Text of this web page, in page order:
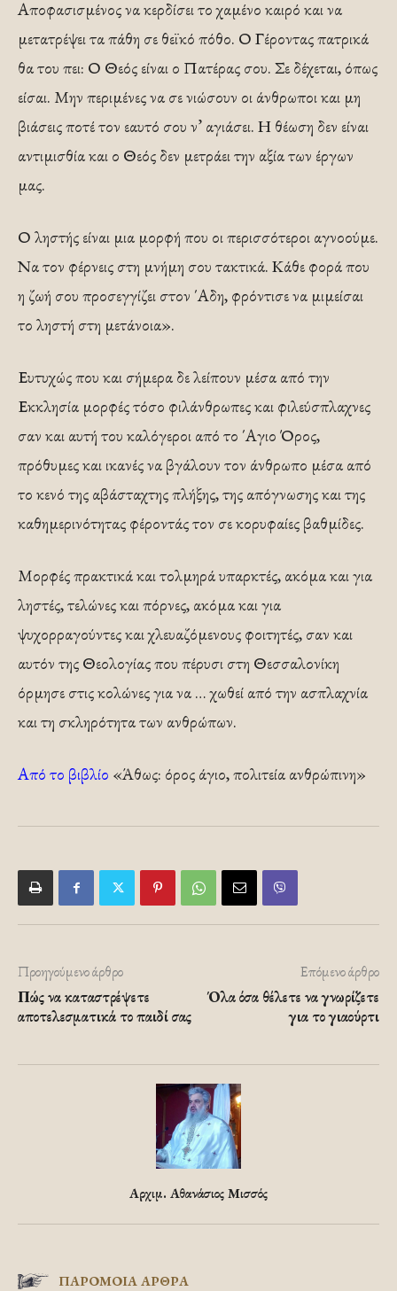
Αποφασισμένος να κερδίσει το χαμένο καιρό και να
μετατρέψει τα πάθη σε θεϊκό πόθο. Ο Γέροντας πατρικά
θα του πει: Ο Θεός είναι ο Πατέρας σου. Σε δέχεται, όπως
είσαι. Μην περιμένες να σε νιώσουν οι άνθρωποι και μη
βιάσεις ποτέ τον εαυτό σου ν’ αγιάσει. Η θέωση δεν είναι
αντιμισθία και ο Θεός δεν μετράει την αξία των έργων
μας.
Ο ληστής είναι μια μορφή που οι περισσότεροι αγνοούμε.
Να τον φέρνεις στη μνήμη σου τακτικά. Κάθε φορά που
η ζωή σου προσεγγίζει στον ΄Αδη, φρόντισε να μιμείσαι
το ληστή στη μετάνοια».
Ευτυχώς που και σήμερα δε λείπουν μέσα από την
Εκκλησία μορφές τόσο φιλάνθρωπες και φιλεύσπλαχνες
σαν και αυτή του καλόγεροι από το ΄Αγιο Όρος,
πρόθυμες και ικανές να βγάλουν τον άνθρωπο μέσα από
το κενό της αβάσταχτης πλήξης, της απόγνωσης και της
καθημερινότητας φέροντάς τον σε κορυφαίες βαθμίδες.
Μορφές πρακτικά και τολμηρά υπαρκτές, ακόμα και για
ληστές, τελώνες και πόρνες, ακόμα και για
ψυχορραγούντες και χλευαζόμενους φοιτητές, σαν και
αυτόν της Θεολογίας που πέρυσι στη Θεσσαλονίκη
όρμησε στις κολώνες για να … χωθεί από την ασπλαχνία
και τη σκληρότητα των ανθρώπων.
Από το βιβλίο «Άθως: όρος άγιο, πολιτεία ανθρώπινη»
Προηγούμενο άρθρο
Πώς να καταστρέψετε
αποτελεσματικά το παιδί σας
Επόμενο άρθρο
Όλα όσα θέλετε να γνωρίζετε
για το γιαούρτι
Αρχιμ. Αθανάσιος Μισσός
ΠΑΡΟΜΟΙΑ ΑΡΘΡΑ